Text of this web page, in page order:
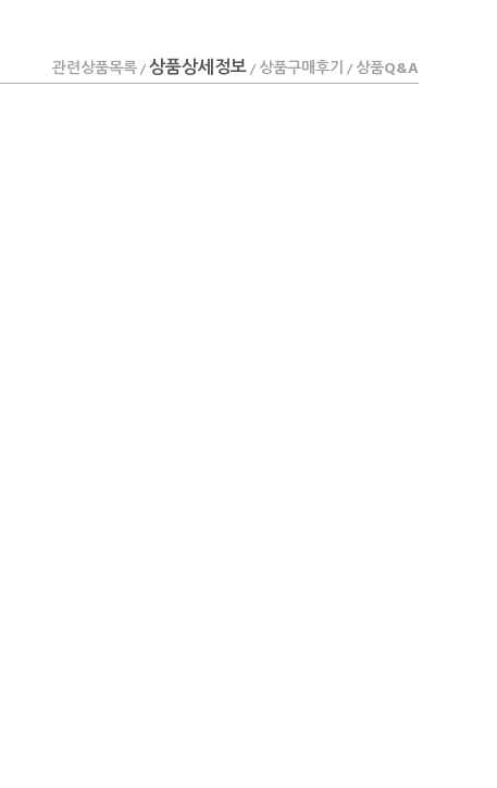
관련상품목록/상품상세정보/ 상품구매후기 / 상품Q&A